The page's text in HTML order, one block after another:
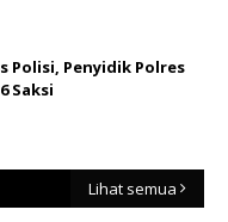
Polisi, Penyidik Polres
Saksi
Lihat semua